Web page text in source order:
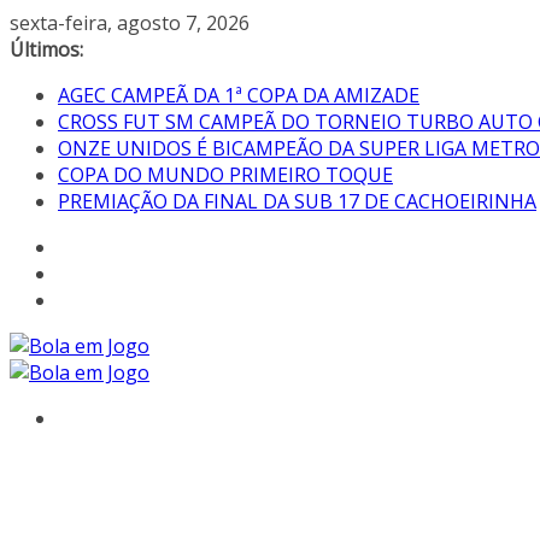
sexta-feira, agosto 7, 2026
Últimos:
AGEC CAMPEÃ DA 1ª COPA DA AMIZADE
CROSS FUT SM CAMPEÃ DO TORNEIO TURBO AUTO
ONZE UNIDOS É BICAMPEÃO DA SUPER LIGA
COPA DO MUNDO PRIMEIRO TOQUE
PREMIAÇÃO DA FINAL DA SUB 17 DE CACHOEIRINHA